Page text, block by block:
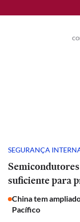
SEGURANÇA
suficiente para
China tem
Pacífico